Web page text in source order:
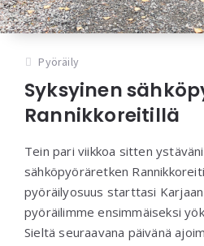
Pyöräily
Syksyinen
Rannikkoreitillä
Tein pari viikkoa sitten
sähköpyöräretken
pyöräilyosuus starttasi
pyöräilimme ensimmäiseksi
Sieltä seuraavana päivänä